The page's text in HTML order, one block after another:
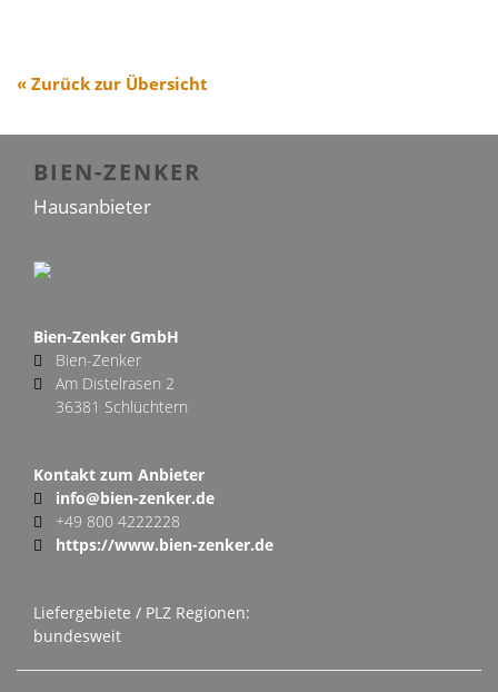
« Zurück zur Übersicht
BIEN-ZENKER
Hausanbieter
Bien-Zenker GmbH
Bien-Zenker
Am Distelrasen 2
36381 Schlüchtern
Kontakt zum Anbieter
info@bien-zenker.de
+49 800 4222228
https://www.bien-zenker.de
Liefergebiete / PLZ Regionen:
bundesweit